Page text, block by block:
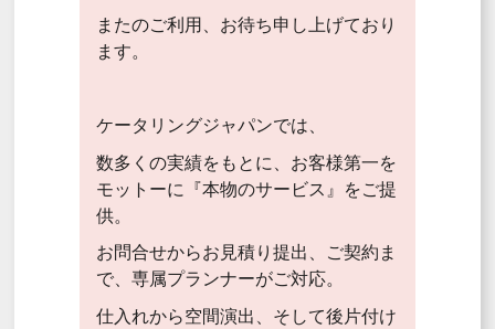
またのご利用、お待ち申し上げており
ます。
ケータリングジャパンでは、
数多くの実績をもとに、お客様第一を
モットーに『本物のサービス』をご提
供。
お問合せからお見積り提出、ご契約ま
で、専属プランナーがご対応。
仕入れから空間演出、そして後片付け